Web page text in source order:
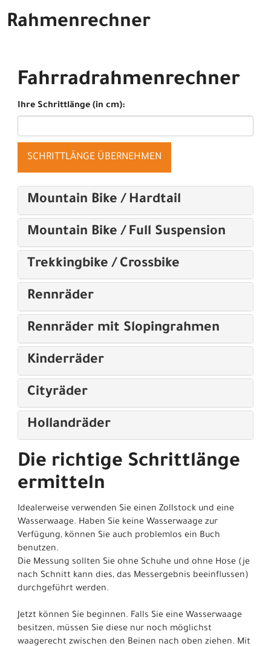
Rahmenrechner
Fahrradrahmenrechner
Ihre Schrittlänge (in cm):
SCHRITTLÄNGE ÜBERNEHMEN
Mountain Bike / Hardtail
Mountain Bike / Full Suspension
Trekkingbike / Crossbike
Rennräder
Rennräder mit Slopingrahmen
Kinderräder
Cityräder
Hollandräder
Die richtige Schrittlänge
ermitteln
Idealerweise verwenden Sie einen Zollstock und eine
Wasserwaage. Haben Sie keine Wasserwaage zur
Verfügung, können Sie auch problemlos ein Buch
benutzen.
Die Messung sollten Sie ohne Schuhe und ohne Hose (je
nach Schnitt kann dies, das Messergebnis beeinflussen)
durchgeführt werden.
Jetzt können Sie beginnen. Falls Sie eine Wasserwaage
besitzen, müssen Sie diese nur noch möglichst
waagerecht zwischen den Beinen nach oben ziehen. Mit